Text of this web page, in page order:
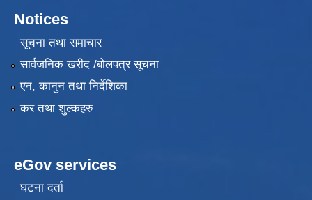
Notices
सूचना तथा समाचार
सार्वजनिक खरीद /बोलपत्र सूचना
एन, कानुन तथा निर्देशिका
कर तथा शुल्कहरु
eGov services
घटना दर्ता